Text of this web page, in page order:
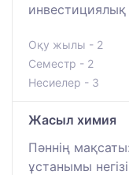
инвестициялық
Оқу жылы - 2
Семестр - 2
Несиелер - 3
Жасыл химия
Пәннің
ұстанымы